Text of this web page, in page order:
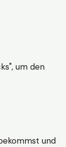
um den
und